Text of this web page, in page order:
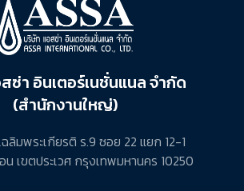
ซ่า อินเตอร์เนชั่นแนล จำกัด
(สำนักงานใหญ่)
ลิมพระเกียรติ ร.9 ซอย 22 แยก 12-1
เขตประเวศ กรุงเทพมหานคร 10250